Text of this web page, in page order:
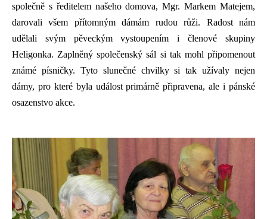
společně s ředitelem našeho domova, Mgr. Markem Matejem,
darovali všem přítomným dámám rudou růži. Radost nám
udělali svým pěveckým vystoupením i členové skupiny
Heligonka. Zaplněný společenský sál si tak mohl připomenout
známé písničky. Tyto slunečné chvilky si tak užívaly nejen
dámy, pro které byla událost primárně připravena, ale i pánské
osazenstvo akce.